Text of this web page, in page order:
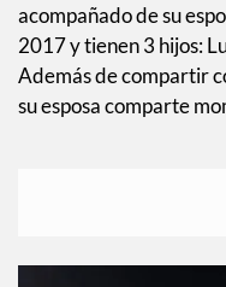
acompañado de su
2017 y tienen 3 hijos:
Además de compartir
su esposa comparte